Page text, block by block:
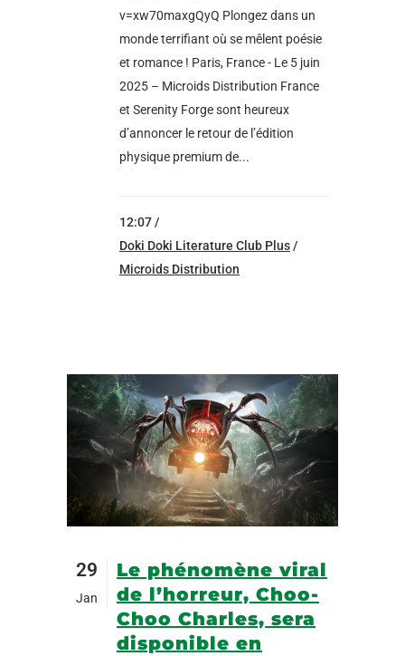
v=xw70maxgQyQ Plongez dans un
monde terrifiant où se mêlent poésie
et romance ! Paris, France - Le 5 juin
2025 – Microids Distribution France
et Serenity Forge sont heureux
d’annoncer le retour de l’édition
physique premium de...
12:07 /
Doki Doki Literature Club Plus /
Microids Distribution
29
Jan
Le phénomène viral
de l’horreur, Choo-
Choo Charles, sera
disponible en